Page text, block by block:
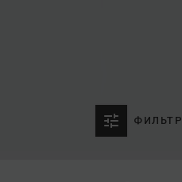
ФИЛЬТР